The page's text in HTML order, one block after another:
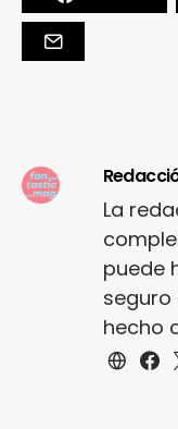
La
puede
seguro
hecho